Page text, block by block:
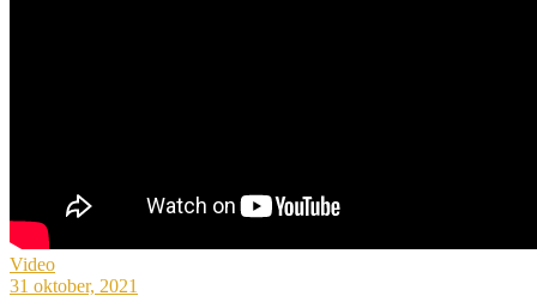
Video
31 oktober, 2021